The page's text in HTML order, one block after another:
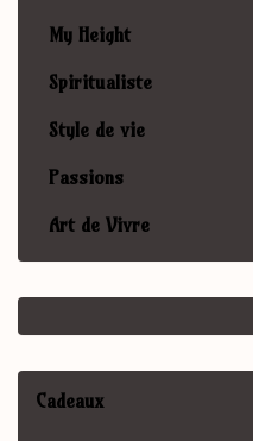
My Height
Spiritualiste
Style de vie
Passions
Art de Vivre
Cadeaux